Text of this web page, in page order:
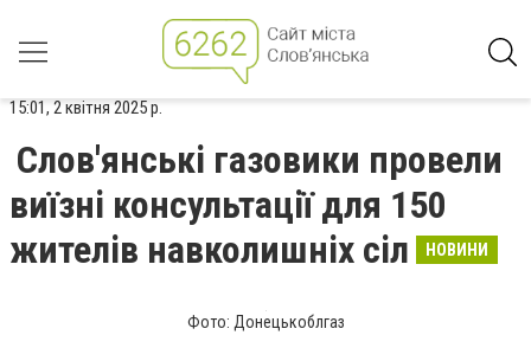
15:01, 2 квітня 2025 р.
Слов'янські газовики провели
виїзні консультації для 150
жителів навколишніх сіл
НОВИНИ
Фото: Донецькоблгаз